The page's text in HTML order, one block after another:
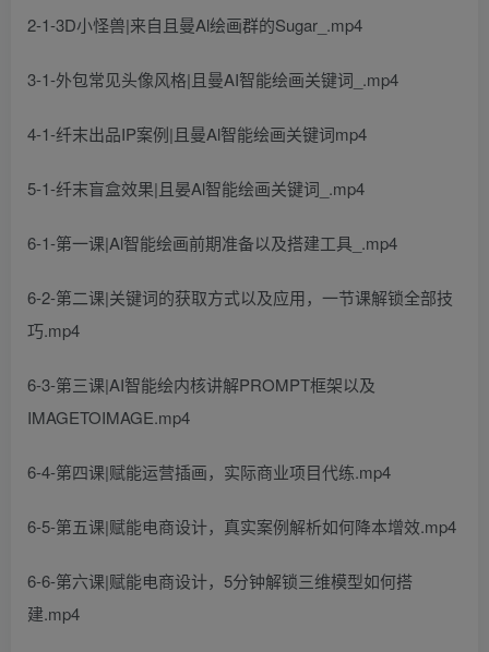
2-1-3D小怪兽|来自且曼Al绘画群的Sugar_.mp4
3-1-外包常见头像风格|且曼AI智能绘画关键词_.mp4
4-1-纤末出品IP案例|且曼Al智能绘画关键词mp4
5-1-纤末盲盒效果|且晏Al智能绘画关键词_.mp4
6-1-第一课|Al智能绘画前期准备以及搭建工具_.mp4
6-2-第二课|关键词的获取方式以及应用，一节课解锁全部技
巧.mp4
6-3-第三课|AI智能绘内核讲解PROMPT框架以及
IMAGETOIMAGE.mp4
6-4-第四课|赋能运营插画，实际商业项目代练.mp4
6-5-第五课|赋能电商设计，真实案例解析如何降本增效.mp4
6-6-第六课|赋能电商设计，5分钟解锁三维模型如何搭
建.mp4